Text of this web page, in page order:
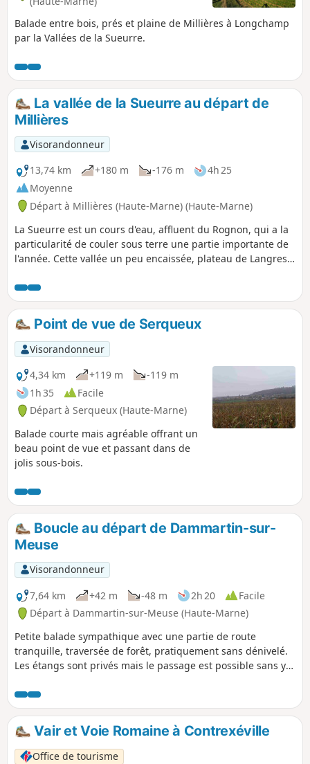
Balade entre bois, prés et plaine de Millières à Longchamp
par la Vallées de la Sueurre.
La vallée de la Sueurre au départ de
Millières
Visorandonneur
13,74 km
+180 m -176 m
4h 25
Moyenne
Départ à Millières (Haute-Marne) (Haute-Marne)
La Sueurre est un cours d'eau, affluent du Rognon, qui a la
particularité de couler sous terre une partie importante de
l'année. Cette vallée un peu encaissée, plateau de Langres
Éviter cet itinéraire au cœur de l'hiver à moins d'avoir des
bottes, certains passages peuvent être sous l'eau.
Point de vue de Serqueux
Visorandonneur
4,34 km
+119 m
-119 m
1h 35
Facile
Départ à Serqueux (Haute-Marne)
Balade courte mais agréable offrant un
beau point de vue et passant dans de
jolis sous-bois.
Boucle au départ de Dammartin-sur-
Meuse
Visorandonneur
7,64 km
+42 m -48 m 2h 20
Facile
Départ à Dammartin-sur-Meuse (Haute-Marne)
Petite balade sympathique avec une partie de route
tranquille, traversée de forêt, pratiquement sans dénivelé.
Les étangs sont privés mais le passage est possible sans y
en forêt et en plaine.
Vair et Voie Romaine à Contrexéville
Office de tourisme